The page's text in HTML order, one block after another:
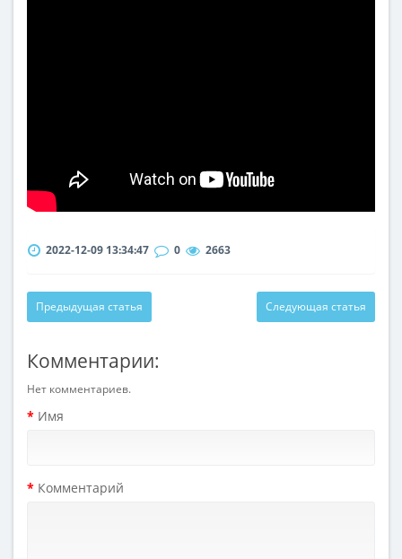
2022-12-09 13:34:47 0 2663
Предыдущая статья Следующая статья
Комментарии:
Нет комментариев.
Имя
Комментарий